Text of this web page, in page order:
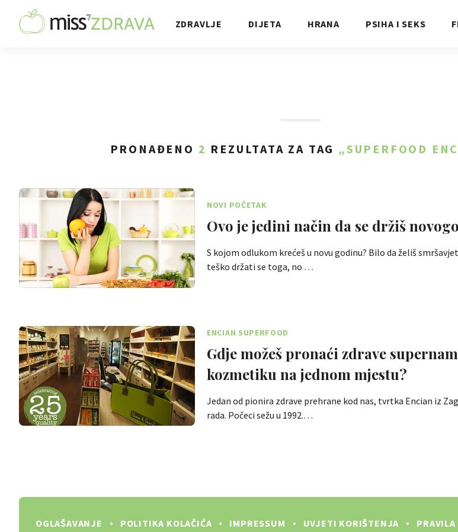
ZDRAVLJE DIJETA HRANA PSIHA I SEKS
PRONAĐENO 2 REZULTATA ZA TAG „SUPERFOOD
NOVI POČETAK
Ovo je jedini način da se držiš
S kojom odlukom krećeš u novu godinu? Bilo da želiš
teško držati se toga, no …
ENCIAN SUPERFOOD
Gdje možeš pronaći zdrave
kozmetiku na jednom mjestu?
Jedan od pionira zdrave prehrane kod nas, tvrtka Encian iz
rada. Počeci sežu u 1992.…
OGLAŠAVANJE POLITIKA KOLAČIĆA IMPRESSUM UVJETI KORIŠTENJA